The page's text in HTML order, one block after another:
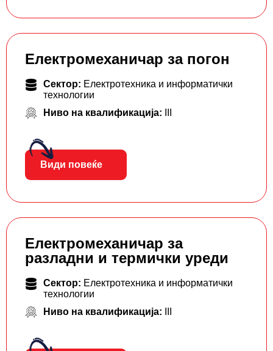
Електромеханичар за погон
Сектор: Електротехника и информатички
технологии
Ниво на квалификација:
Види повеќе
Електромеханичар за
разладни и термички уреди
Сектор: Електротехника и информатички
технологии
Ниво на квалификација: